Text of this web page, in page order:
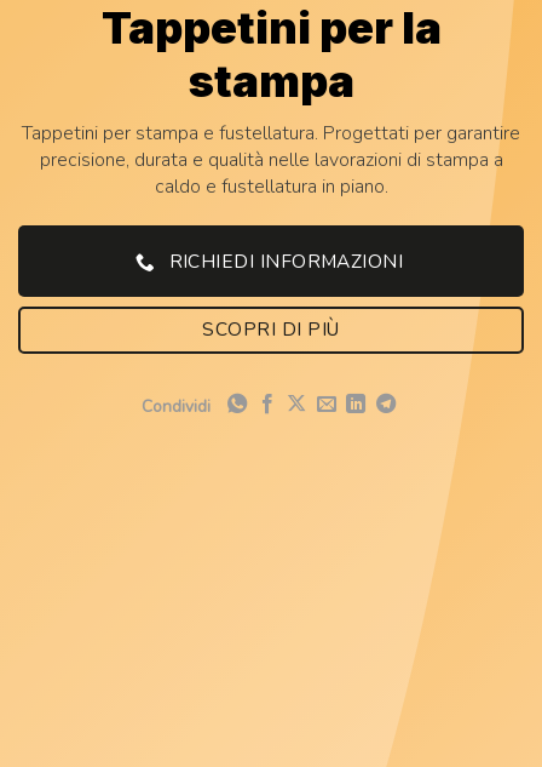
Tappetini per la
stampa
Tappetini per stampa e fustellatura. Progettati per garantire
precisione, durata e qualità nelle lavorazioni di stampa a
caldo e fustellatura in piano.
RICHIEDI INFORMAZIONI
SCOPRI DI PIÙ
Condividi